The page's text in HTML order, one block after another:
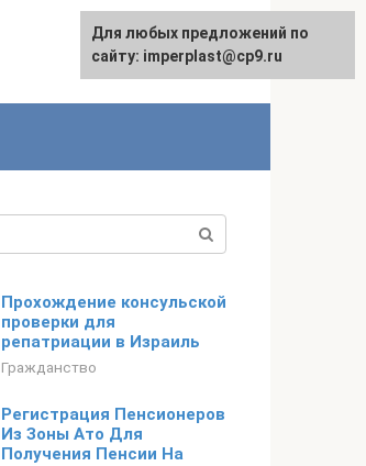
Прохождение консульской
проверки для
репатриации в Израиль
Гражданство
Регистрация Пенсионеров
Из Зоны Ато Для
Получения Пенсии На
Для любых предложений по
сайту: imperplast@cp9.ru